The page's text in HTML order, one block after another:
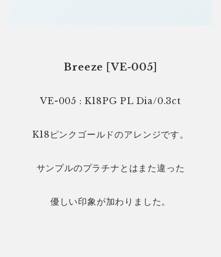
Breeze [VE-005]
VE-005 : K18PG PL Dia/0.3ct
K18ピンクゴールドのアレンジです。
サンプルのプラチナとはまた違った
優しい印象が加わりました。